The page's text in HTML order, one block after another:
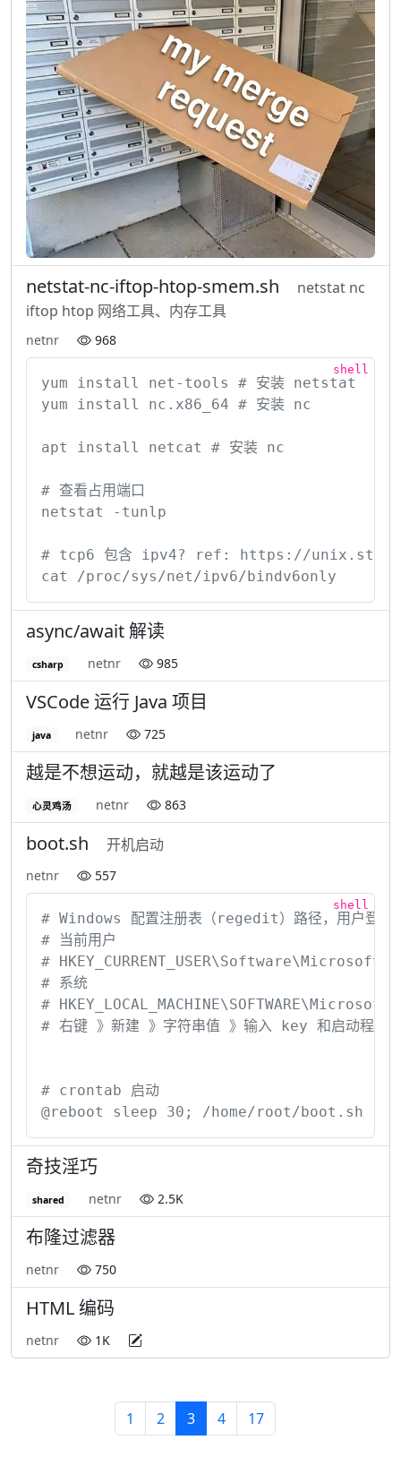
netstat-nc-iftop-htop-smem.sh
netstat nc
iftop htop 网络工具、内存工具
netnr 968
yum install net-tools # 安装 netstat
yum install nc.x86_64 # 安装 nc
apt install netcat # 安装 nc
# 查看占用端口
netstat -tunlp
# tcp6 包含 ipv4? ref: https://
cat /proc/sys/net/ipv6/bindv6only
async/await 解读
csharp netnr 985
VSCode 运行 Java 项目
java netnr 725
越是不想运动，就越是该运动了
心灵鸡汤 netnr 863
boot.sh 开机启动
netnr 557
# Windows 配置注册表（regedit）路径，用户登录
# 当前用户
#
# 系统
#
# 右键 》新建 》字符串值 》输入 key 和启动程序
# crontab 启动
@reboot sleep 30; /home/root/boot.sh
奇技淫巧
shared netnr 2.5K
布隆过滤器
netnr 750
HTML 编码
netnr 1K
1 2 3 4 17